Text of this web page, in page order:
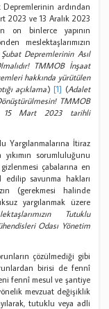
ardından
2023 ve 13 Aralık 2023
on binlerce yapının
meslektaşlarımızın
Depremlerinin Asıl
TMMOB İnşaat
hakkında yürütülen
açıklama.)[1] (Adalet
TMMOB
15 Mart 2023 tarihli
Yargılanmalarına İtiraz
yıkımın sorumluluğunu
çabalarına en
savunma hakları
(gerekmesi halinde
yargılanmak üzere
Tutuklu
Odası Yönetim
çözülmediği gibi
birisi de fennî
fennî mesul ve şantiye
mevzuat değişiklik
tutuklu veya adli